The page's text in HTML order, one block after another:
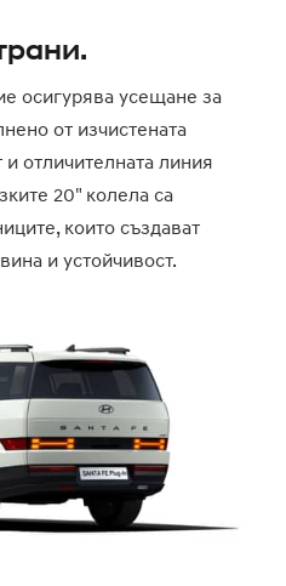
осигурява усещане за
от изчистената
и отличителната линия
20" колела са
които създават
и устойчивост.